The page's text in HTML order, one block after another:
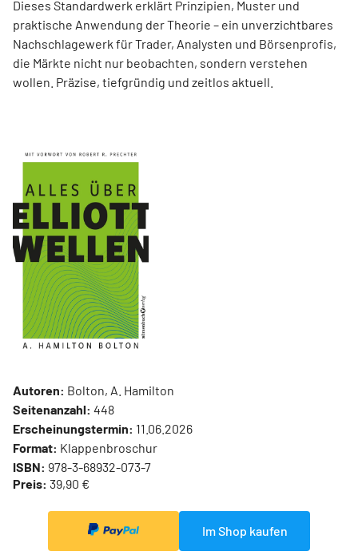
Dieses Standardwerk erklärt Prinzipien, Muster und
praktische Anwendung der Theorie – ein unverzichtbares
Nachschlagewerk für Trader, Analysten und Börsenprofis,
die Märkte nicht nur beobachten, sondern verstehen
wollen. Präzise, tiefgründig und zeitlos aktuell.
Autoren: Bolton, A. Hamilton
Seitenanzahl: 448
Erscheinungstermin: 11.06.2026
Format: Klappenbroschur
ISBN: 978-3-68932-073-7
Preis: 39,90 €
Im Shop kaufen